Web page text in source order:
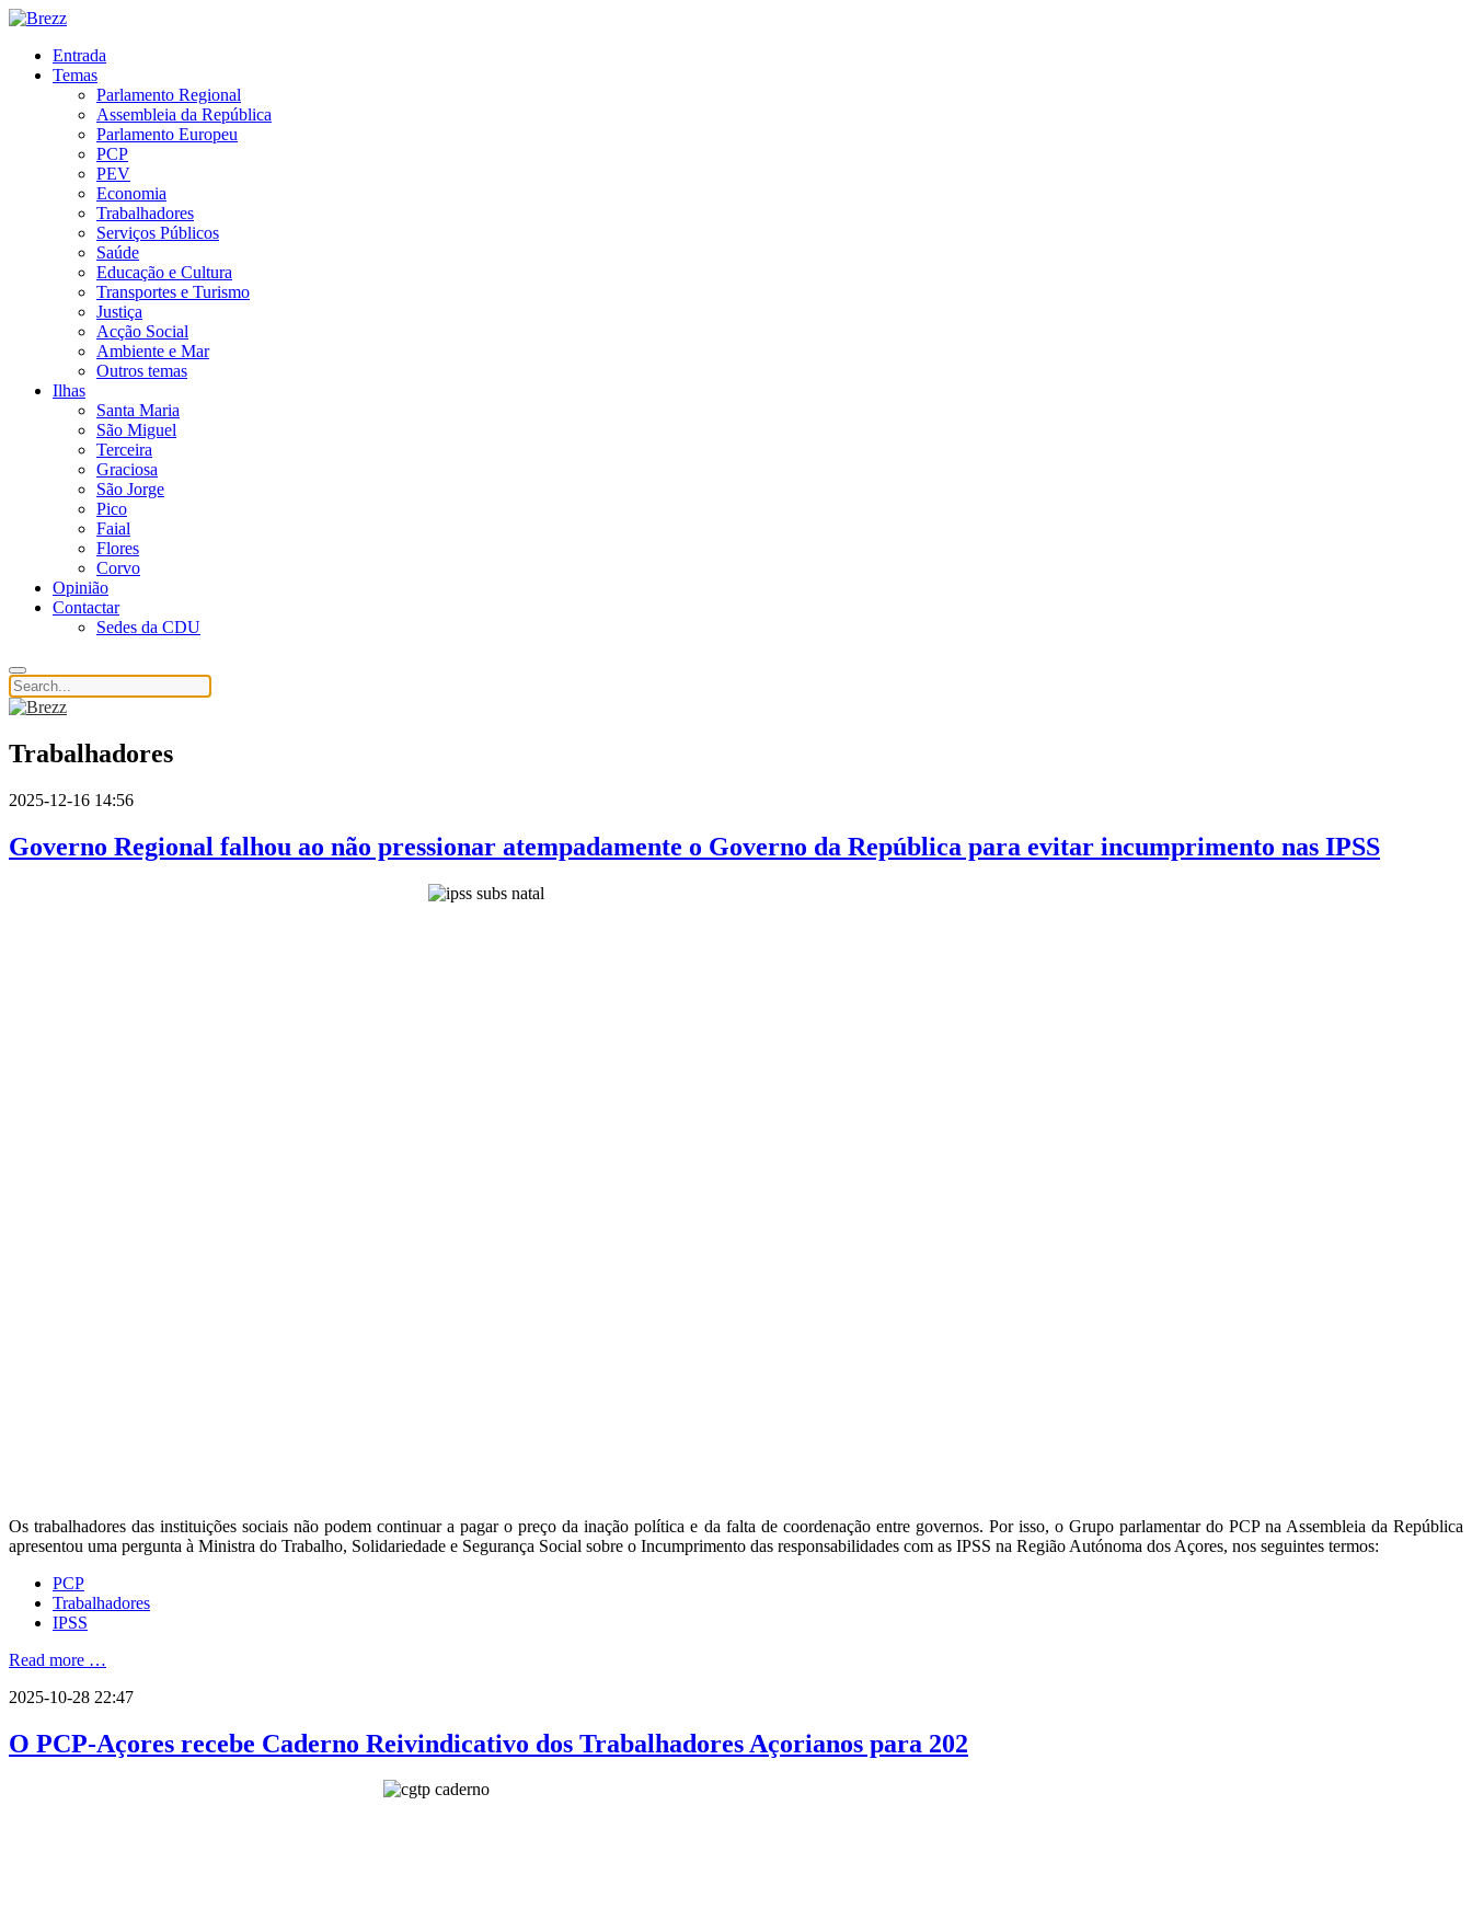
Entrada
Temas
Parlamento Regional
Assembleia da República
Parlamento Europeu
PCP
PEV
Economia
Trabalhadores
Serviços Públicos
Saúde
Educação e Cultura
Transportes e Turismo
Justiça
Acção Social
Ambiente e Mar
Outros temas
Ilhas
Santa Maria
São Miguel
Terceira
Graciosa
São Jorge
Pico
Faial
Flores
Corvo
Opinião
Contactar
Sedes da CDU
Trabalhadores
2025-12-16 14:56
Governo Regional falhou ao não pressionar atempadamente o Governo da República para evitar incumprimento nas IPSS
Os trabalhadores das instituições sociais não podem continuar a pagar o preço da inação política e da falta de coordenação entre governos. Por isso, o Grupo parlamentar do PCP na Assembleia da República
apresentou uma pergunta à Ministra do Trabalho, Solidariedade e Segurança Social sobre o Incumprimento das responsabilidades com as IPSS na Região Autónoma dos Açores, nos seguintes termos:
PCP
Trabalhadores
IPSS
Read more …
2025-10-28 22:47
O PCP-Açores recebe Caderno Reivindicativo dos Trabalhadores Açorianos para 202